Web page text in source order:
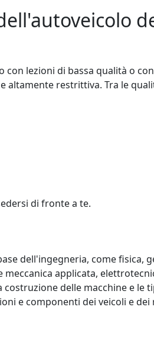
lezioni di bassa qualità o
altamente restrittiva. Tra le
di fronte a te.
dell'ingegneria, come fisica,
applicata,
delle macchine e le
e componenti dei veicoli e dei